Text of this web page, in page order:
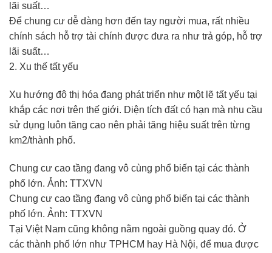
lãi suất…
Để chung cư dễ dàng hơn đến tay người mua, rất nhiều
chính sách hỗ trợ tài chính được đưa ra như trả góp, hỗ trợ
lãi suất…
2. Xu thế tất yếu
Xu hướng đô thị hóa đang phát triển như một lẽ tất yếu tại
khắp các nơi trên thế giới. Diện tích đất có hạn mà nhu cầu
sử dụng luôn tăng cao nên phải tăng hiệu suất trên từng
km2/thành phố.
Chung cư cao tầng đang vô cùng phổ biến tại các thành
phố lớn. Ảnh: TTXVN
Chung cư cao tầng đang vô cùng phổ biến tại các thành
phố lớn. Ảnh: TTXVN
Tại Việt Nam cũng không nằm ngoài guồng quay đó. Ở
các thành phố lớn như TPHCM hay Hà Nội, để mua được